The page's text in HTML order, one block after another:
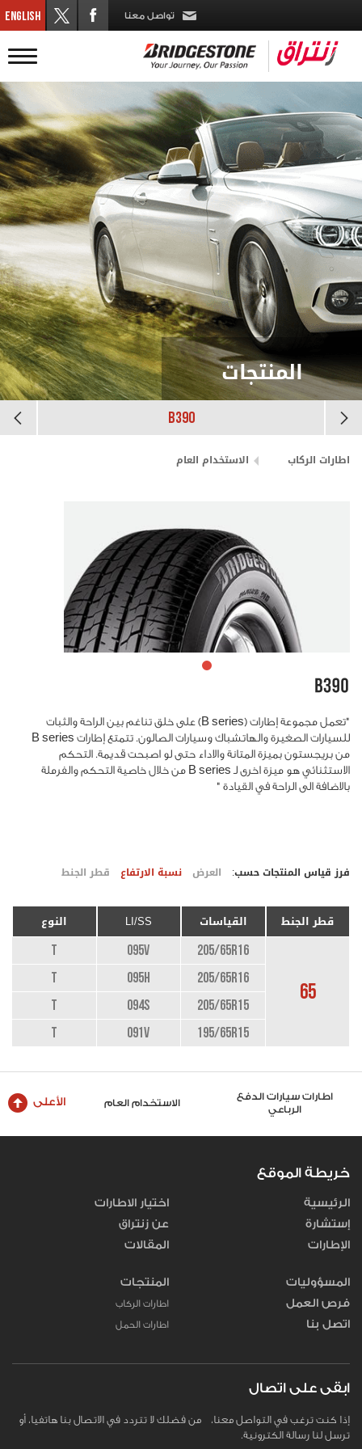
تواصل معنا
المنتجات
B390
اطارات الركاب الاستخدام العام
"تعمل مجموعة إطارات (B series) على خلق تناغم بين الراحة والثبات
للسيارات الصغيرة والهاتشباك وسيارات الصالون. تتمتع إطارات B series
من بريجستون بميزة المتانة والاداء حتى لو اصبحت قديمة. التحكم
الاستثنائي هو ميزة اخرى لـ B series من خلال خاصية التحكم والفرملة
بالاضافة الى الراحة في القيادة "
فرز قياس المنتجات حسب: العرض نسبة الارتفاع قطر الجنط
قطر الجنط القياسات LI/SS النوع
65
205/65R16
095V
T
205/65R16
095H
T
205/65R15
094S
T
195/65R15
091V
T
سيارات الدفع
الرباعي
الاستخدام العام اطارات الشاحنات
الأعلى
خريطة الموقع
الرئيسية
إستشارة
الإطارات
اختيار الاطارات
عن زنتراق
المقالات
المسؤوليات
فرص العمل
اتصل بنا
المنتجات
اطارات الركاب
اطارات الحمل
ابقى على اتصال
إذا كنت ترغب في التواصل معنا، من فضلك لا تتردد في الاتصال بنا هاتفيا، أو
ترسل لنا رسالة الكترونية.